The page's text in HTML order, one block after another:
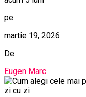
pe
martie 19, 2026
De
Eugen Marc